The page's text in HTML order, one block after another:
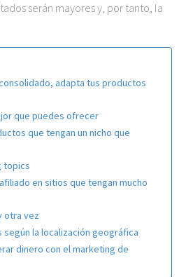
serán mayores y, por tanto, la
adapta tus productos
que puedes ofrecer
que tengan un nicho que
topics
en sitios que tengan mucho
otra vez
según la localización geográfica
dinero con el marketing de